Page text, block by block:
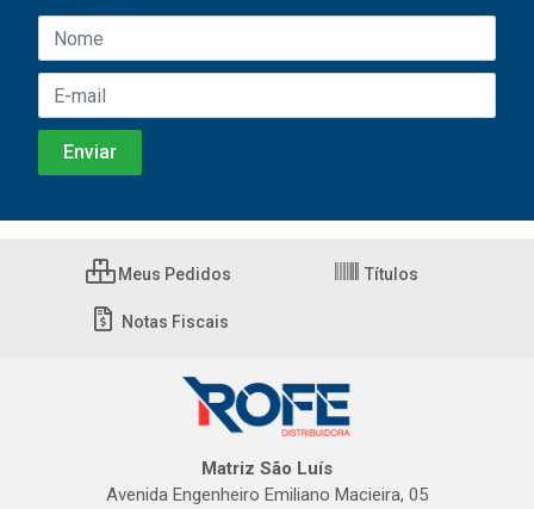
Meus Pedidos Títulos
Notas Fiscais
Matriz São Luís
Avenida Engenheiro Emiliano Macieira, 05